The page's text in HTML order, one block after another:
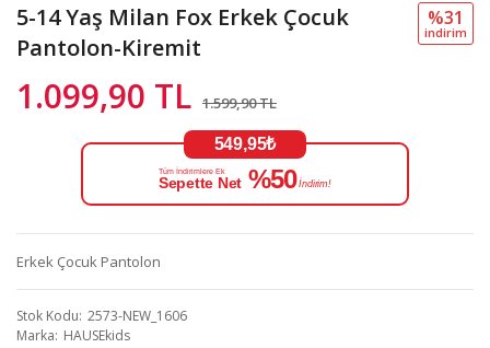
5-14 Yaş Milan Fox Erkek Çocuk
Pantolon-Kiremit
1.099,90 TL 1.599,90 TL
%31
i̇ndi̇ri̇m
549,95₺
Tüm İndirimlere Ek
Sepette Net %50 İndirim!
Erkek Çocuk Pantolon
Stok Kodu 2573-NEW_1606
Marka HAUSEkids